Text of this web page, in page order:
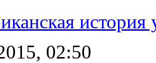
история
02:50